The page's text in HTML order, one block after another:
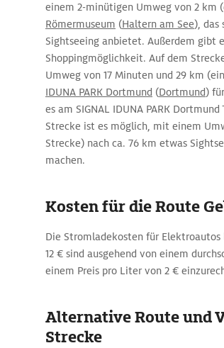
einem 2-minütigen Umweg von 2 km
Römermuseum (Haltern am See), das
Sightseeing anbietet. Außerdem gibt
Shoppingmöglichkeit. Auf dem
Umweg von 17 Minuten und 29 km
IDUNA PARK Dortmund (Dortmund)
es am SIGNAL IDUNA PARK
Strecke ist es möglich, mit einem
Strecke) nach ca. 76 km etwas
machen.
Kosten für die Route
Die Stromladekosten für
12 € sind ausgehend von einem
einem Preis pro Liter von 2 €
Alternative Route und
Strecke